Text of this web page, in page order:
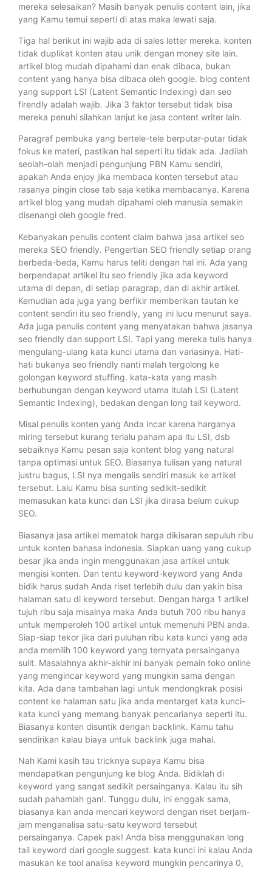
mereka selesaikan? Masih banyak penulis content lain, jika
yang Kamu temui seperti di atas maka lewati saja.
Tiga hal berikut ini wajib ada di sales letter mereka. konten
tidak duplikat konten atau unik dengan money site lain.
artikel blog mudah dipahami dan enak dibaca, bukan
content yang hanya bisa dibaca oleh google. blog content
yang support LSI (Latent Semantic Indexing) dan seo
firendly adalah wajib. Jika 3 faktor tersebut tidak bisa
mereka penuhi silahkan lanjut ke jasa content writer lain.
Paragraf pembuka yang bertele-tele berputar-putar tidak
fokus ke materi, pastikan hal seperti itu tidak ada. Jadilah
seolah-olah menjadi pengunjung PBN Kamu sendiri,
apakah Anda enjoy jika membaca konten tersebut atau
rasanya pingin close tab saja ketika membacanya. Karena
artikel blog yang mudah dipahami oleh manusia semakin
disenangi oleh google fred.
Kebanyakan penulis content claim bahwa jasa artikel seo
mereka SEO friendly. Pengertian SEO friendly setiap orang
berbeda-beda, Kamu harus teliti dengan hal ini. Ada yang
berpendapat artikel itu seo friendly jika ada keyword
utama di depan, di setiap paragrap, dan di akhir artikel.
Kemudian ada juga yang berfikir memberikan tautan ke
content sendiri itu seo friendly, yang ini lucu menurut saya.
Ada juga penulis content yang menyatakan bahwa jasanya
seo friendly dan support LSI. Tapi yang mereka tulis hanya
mengulang-ulang kata kunci utama dan variasinya. Hati-
hati bukanya seo friendly nanti malah tergolong ke
golongan keyword stuffing. kata-kata yang masih
berhubungan dengan keyword utama itulah LSI (Latent
Semantic Indexing), bedakan dengan long tail keyword.
Misal penulis konten yang Anda incar karena harganya
miring tersebut kurang terlalu paham apa itu LSI, dsb
sebaiknya Kamu pesan saja kontent blog yang natural
tanpa optimasi untuk SEO. Biasanya tulisan yang natural
justru bagus, LSI nya mengalis sendiri masuk ke artikel
tersebut. Lalu Kamu bisa sunting sedikit-sedikit
memasukan kata kunci dan LSI jika dirasa belum cukup
SEO.
Biasanya jasa artikel mematok harga dikisaran sepuluh ribu
untuk konten bahasa indonesia. Siapkan uang yang cukup
besar jika anda ingin menggunakan jasa artikel untuk
mengisi konten. Dan tentu keyword-keyword yang Anda
bidik harus sudah Anda riset terlebih dulu dan yakin bisa
halaman satu di keyword tersebut. Dengan harga 1 artikel
tujuh ribu saja misalnya maka Anda butuh 700 ribu hanya
untuk memperoleh 100 artikel untuk memenuhi PBN anda.
Siap-siap tekor jika dari puluhan ribu kata kunci yang ada
anda memilih 100 keyword yang ternyata persainganya
sulit. Masalahnya akhir-akhir ini banyak pemain toko online
yang mengincar keyword yang mungkin sama dengan
kita. Ada dana tambahan lagi untuk mendongkrak posisi
content ke halaman satu jika anda mentarget kata kunci-
kata kunci yang memang banyak pencarianya seperti itu.
Biasanya konten disuntik dengan backlink. Kamu tahu
sendirikan kalau biaya untuk backlink juga mahal.
Nah Kami kasih tau tricknya supaya Kamu bisa
mendapatkan pengunjung ke blog Anda. Bidiklah di
keyword yang sangat sedikit persainganya. Kalau itu sih
sudah pahamlah gan!. Tunggu dulu, ini enggak sama,
biasanya kan anda mencari keyword dengan riset berjam-
jam menganalisa satu-satu keyword tersebut
persainganya. Capek pak! Anda bisa menggunakan long
tail keyword dari google suggest. kata kunci ini kalau Anda
masukan ke tool analisa keyword mungkin pencarinya 0,